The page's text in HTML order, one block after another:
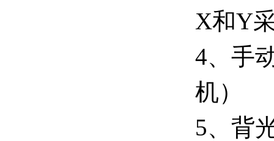
X和Y
4、手
机）
5、背